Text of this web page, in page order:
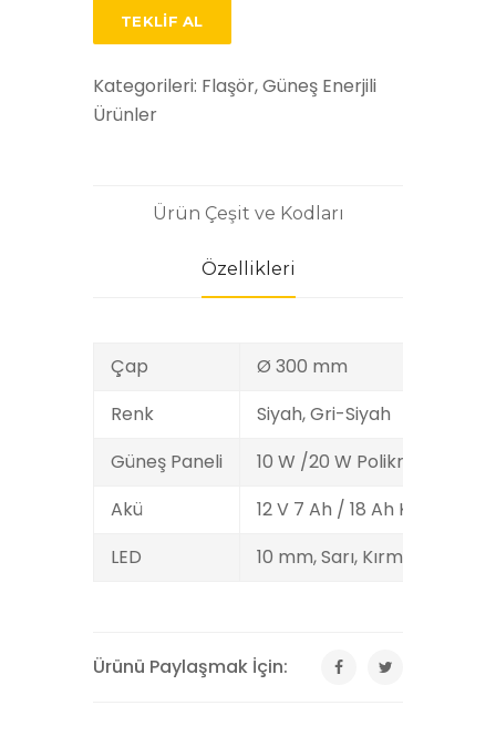
TEKLIF AL
Kategorileri: Flaşör, Güneş Enerjili
Ürünler
Ürün Çeşit ve Kodları
Özellikleri
Çap
Ø 300 mm
Renk
Siyah, Gri-Siyah
Güneş Paneli
10 W /20 W Polikristal
Akü
12 V 7 Ah / 18 Ah Kuru Tip
LED
10 mm, Sarı, Kırmızı
Ürünü Paylaşmak İçin: